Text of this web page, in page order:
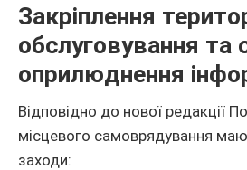
Закріплення
обслуговування та
оприлюднення
Відповідно до нової редакції
місцевого самоврядування
заходи: